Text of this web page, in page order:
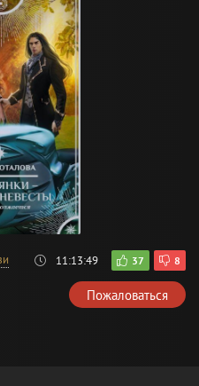
11:13:49 37 8
Пожаловаться